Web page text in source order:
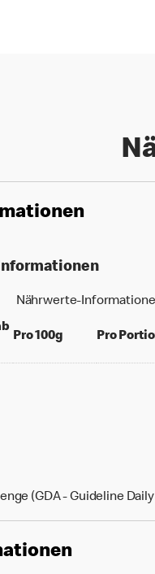
Nährwerte-
Pro 100gper 100 grams
Pro
(GDA - Guideline